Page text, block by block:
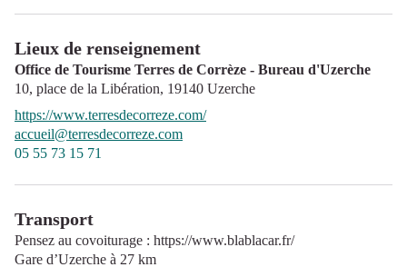
Lieux de renseignement
Office de Tourisme Terres de Corrèze - Bureau d'Uzerche
10, place de la Libération, 19140 Uzerche
https://www.terresdecorreze.com/
accueil@terresdecorreze.com
05 55 73 15 71
Transport
Pensez au covoiturage : https://www.blablacar.fr/
Gare d’Uzerche à 27 km